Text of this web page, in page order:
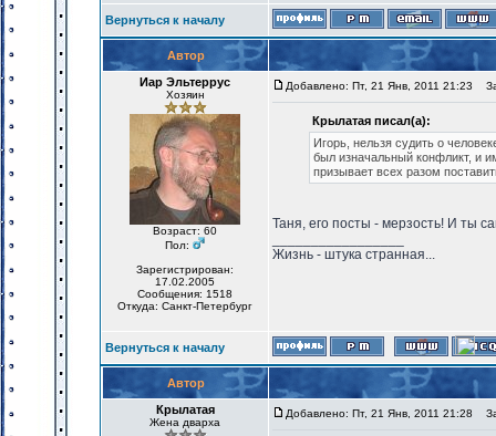
Вернуться к началу
Автор
Иар Эльтеррус
Хозяин
Возраст: 60
Пол:
Зарегистрирован:
17.02.2005
Сообщения: 1518
Откуда: Санкт-Петербург
Добавлено: Пт, 21 Янв, 2011 21:23
Крылатая писал(а):
Игорь, нельзя судить о
был изначальный конфликт, и
призывает всех разом
Таня, его посты - мерзость! И ты
Жизнь - штука странная...
Вернуться к началу
Автор
Крылатая
Жена дварха
Добавлено: Пт, 21 Янв, 2011 21:28